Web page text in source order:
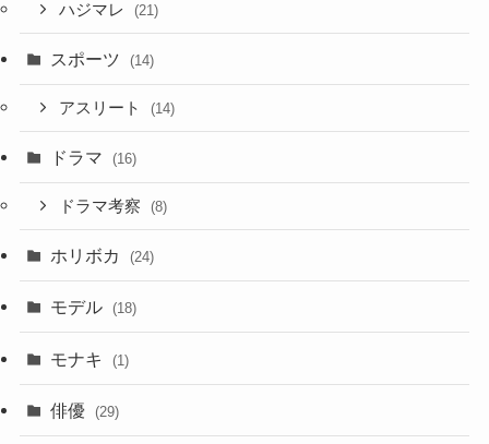
ハジマレ (21)
スポーツ (14)
アスリート (14)
ドラマ (16)
ドラマ考察 (8)
ホリボカ (24)
モデル (18)
モナキ (1)
俳優 (29)